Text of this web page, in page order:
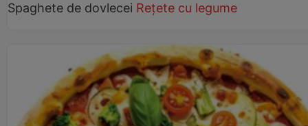
Spaghete de dovlecei Rețete cu legume